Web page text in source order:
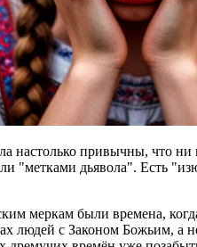
настолько привычны, что
"метками дьявола". Есть
меркам были времена,
людей с Законом Божьим, а